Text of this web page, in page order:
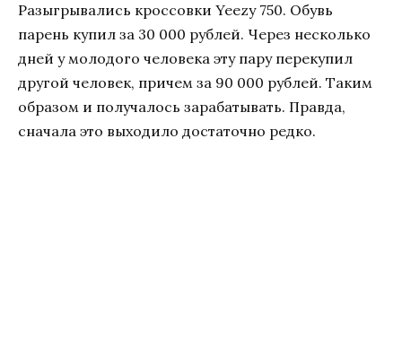
Разыгрывались кроссовки Yeezy 750. Обувь
парень купил за 30 000 рублей. Через несколько
дней у молодого человека эту пару перекупил
другой человек, причем за 90 000 рублей. Таким
образом и получалось зарабатывать. Правда,
сначала это выходило достаточно редко.